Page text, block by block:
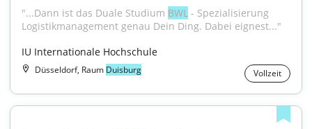
"...Dann ist das Duale Studium BWL - Spezialisierung
Logistikmanagement genau Dein Ding. Dabei eignest..."
IU Internationale Hochschule
Düsseldorf, Raum Duisburg Vollzeit